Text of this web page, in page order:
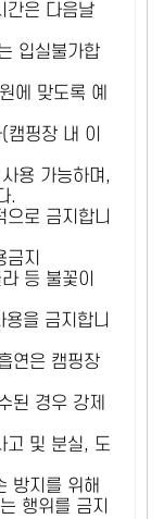
간은 다음날
입실불가합
에 맞도록 예
핑장 내 이
용 가능하며,
.
로 금지합니
지
등 불꽃이
을 금지합니
연은 캠핑장
된 경우 강제
고 및 분실, 도
방지를 위해
행위를 금지